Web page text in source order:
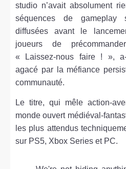
studio n’avait absolument
séquences de gameplay
diffusées avant le
joueurs de
« Laissez-nous faire ! »,
agacé par la méfiance
communauté.
Le titre, qui mêle action-
monde ouvert médiéval-
les plus attendus
sur PS5, Xbox Series et PC.